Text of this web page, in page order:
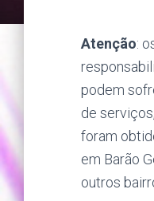
Atenção:
podem
de
foram
em Barão
outros